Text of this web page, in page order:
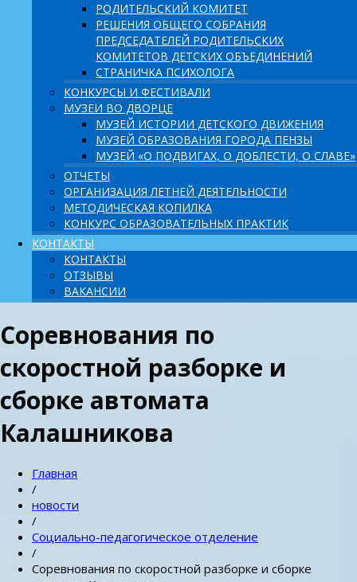
РОДИТЕЛЬСКИЙ КОМИТЕТ
РЕШЕНИЯ ОБЩЕГО СОБРАНИЯ
ПРЕДСЕДАТЕЛЕЙ РОДИТЕЛЬСКИХ
КОМИТЕТОВ ДЕТСКИХ ОБЪЕДИНЕНИЙ
СТРАНИЧКА ПСИХОЛОГА
КОНКУРСЫ И ФЕСТИВАЛИ
МУЗЕИ ВО ДВОРЦЕ
МУЗЕЙ ИСТОРИИ ДЕТСКОГО ДВИЖЕНИЯ
МУЗЕЙ ОБРАЗОВАНИЯ ГОРОДА ПЕНЗЫ
МУЗЕЙ «О ПОДВИГАХ, О ДОБЛЕСТИ, О СЛАВЕ»
ОТЧЕТЫ
ОРГАНИЗАЦИЯ ЛЕТНЕЙ ДЕЯТЕЛЬНОСТИ
МЕТОДИЧЕСКАЯ КОПИЛКА
КОНКУРС ОБРАЗОВАТЕЛЬНЫХ ПРАКТИК
КОНТАКТЫ
КОНТАКТЫ
ОТЗЫВЫ
ВАКАНСИИ
Соревнования по
скоростной разборке и
сборке автомата
Калашникова
Главная
/
новости
/
Социально-педагогическое отделение
/
Соревнования по скоростной разборке и сборке